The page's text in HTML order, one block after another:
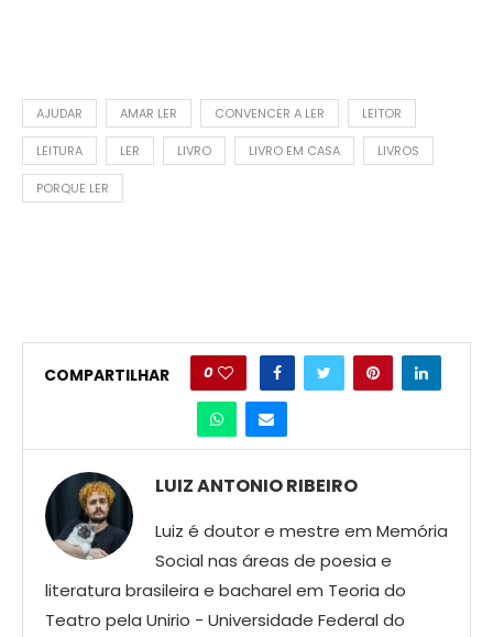
AJUDAR AMAR LER CONVENCER A LER LEITOR
LEITURA LER LIVRO LIVRO EM CASA LIVROS
PORQUE LER
COMPARTILHAR 0
LUIZ ANTONIO RIBEIRO
Luiz é doutor e mestre em Memória
Social nas áreas de poesia e
literatura brasileira e bacharel em Teoria do
Teatro pela Unirio - Universidade Federal do